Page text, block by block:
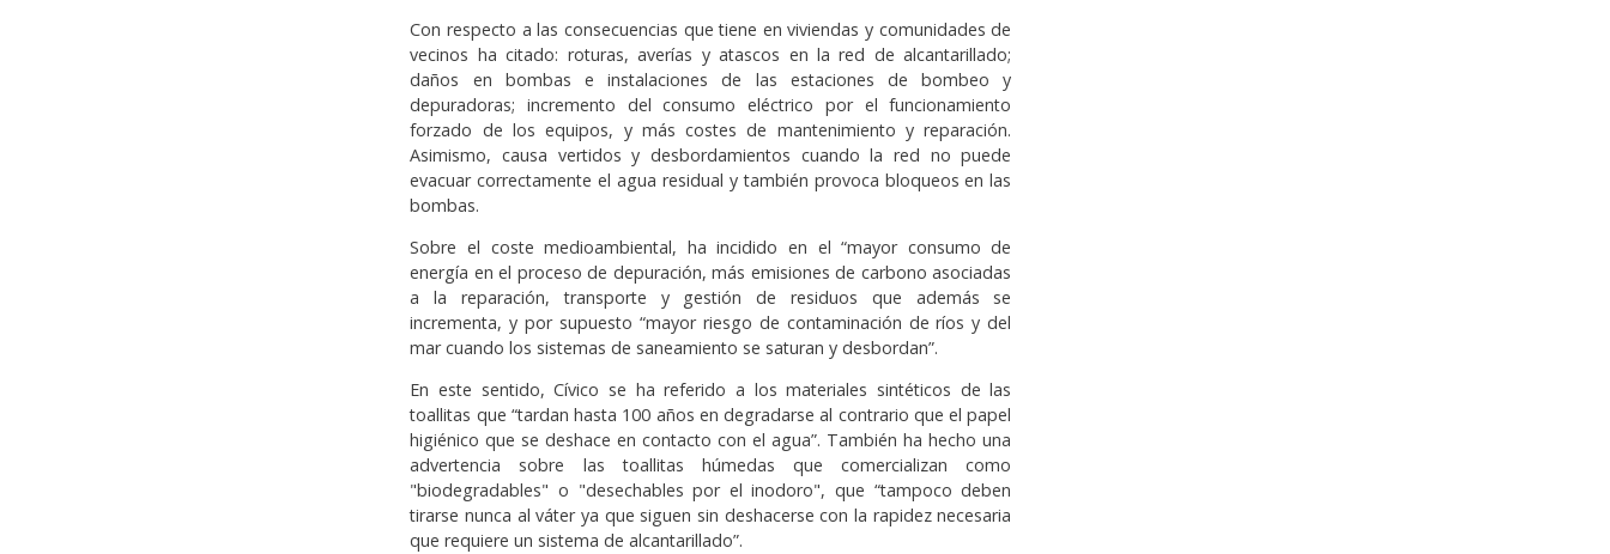
Con respecto a las consecuencias que tiene en viviendas y comunidades de
vecinos ha citado: roturas, averías y atascos en la red de alcantarillado;
daños en bombas e instalaciones de las estaciones de bombeo y
depuradoras; incremento del consumo eléctrico por el funcionamiento
forzado de los equipos, y más costes de mantenimiento y reparación.
Asimismo, causa vertidos y desbordamientos cuando la red no puede
evacuar correctamente el agua residual y también provoca bloqueos en las
bombas.
Sobre el coste medioambiental, ha incidido en el “mayor consumo de
energía en el proceso de depuración, más emisiones de carbono asociadas
a la reparación, transporte y gestión de residuos que además se
incrementa, y por supuesto “mayor riesgo de contaminación de ríos y del
mar cuando los sistemas de saneamiento se saturan y desbordan”.
En este sentido, Cívico se ha referido a los materiales sintéticos de las
toallitas que “tardan hasta 100 años en degradarse al contrario que el papel
higiénico que se deshace en contacto con el agua”. También ha hecho una
advertencia sobre las toallitas húmedas que comercializan como
"biodegradables" o "desechables por el inodoro", que “tampoco deben
tirarse nunca al váter ya que siguen sin deshacerse con la rapidez necesaria
que requiere un sistema de alcantarillado”.